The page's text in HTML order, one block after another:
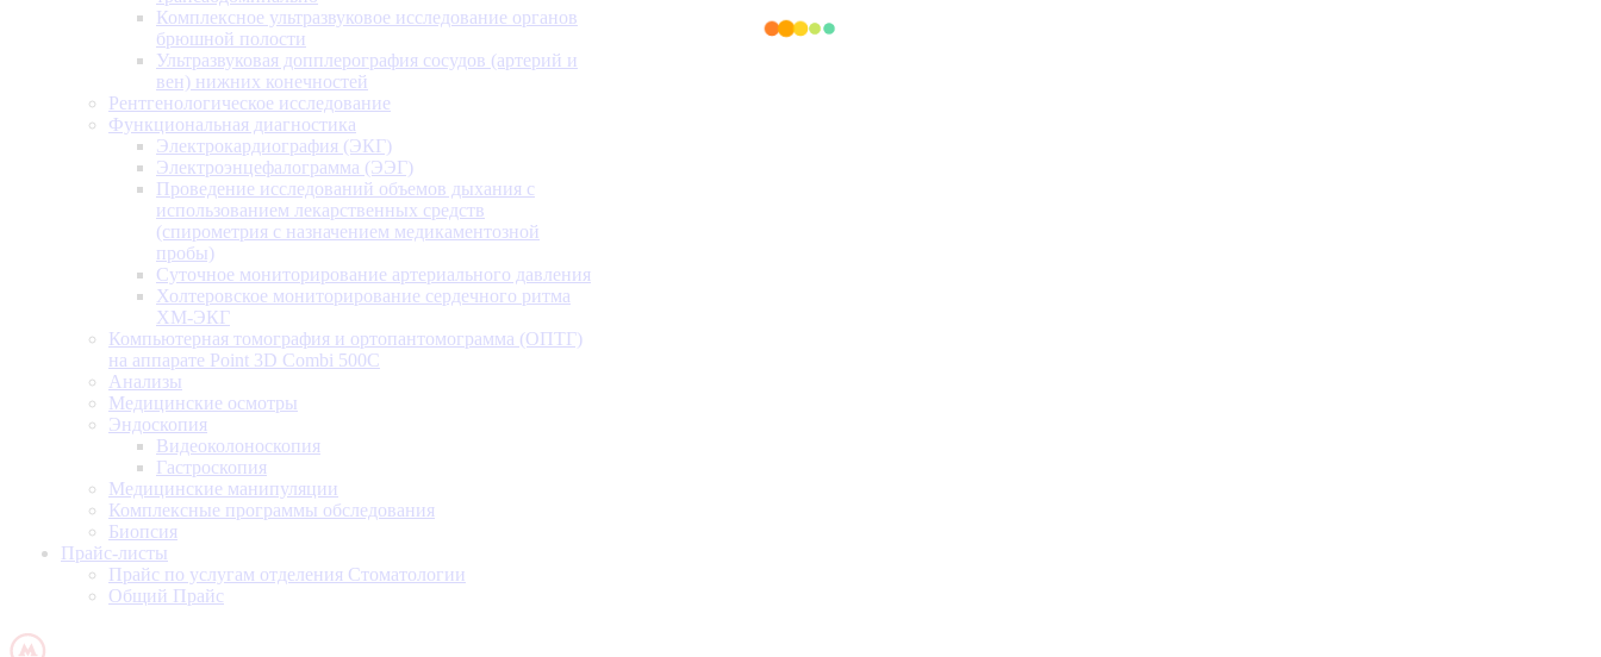
Комплексное ультразвуковое исследование органов
брюшной полости
Ультразвуковая допплерография сосудов (артерий и
вен) нижних конечностей
Рентгенологическое исследование
Функциональная диагностика
Электрокардиография (ЭКГ)
Электроэнцефалограмма (ЭЭГ)
Проведение исследований объемов дыхания с
использованием лекарственных средств
(спирометрия с назначением медикаментозной
пробы)
Суточное мониторирование артериального давления
Холтеровское мониторирование сердечного ритма
ХМ-ЭКГ
Компьютерная томография и ортопантомограмма (ОПТГ)
на аппарате Point 3D Combi 500C
Анализы
Медицинские осмотры
Эндоскопия
Видеоколоноскопия
Гастроскопия
Медицинские манипуляции
Комплексные программы обследования
Биопсия
Прайс-листы
Прайс по услугам отделения Стоматологии
Общий Прайс